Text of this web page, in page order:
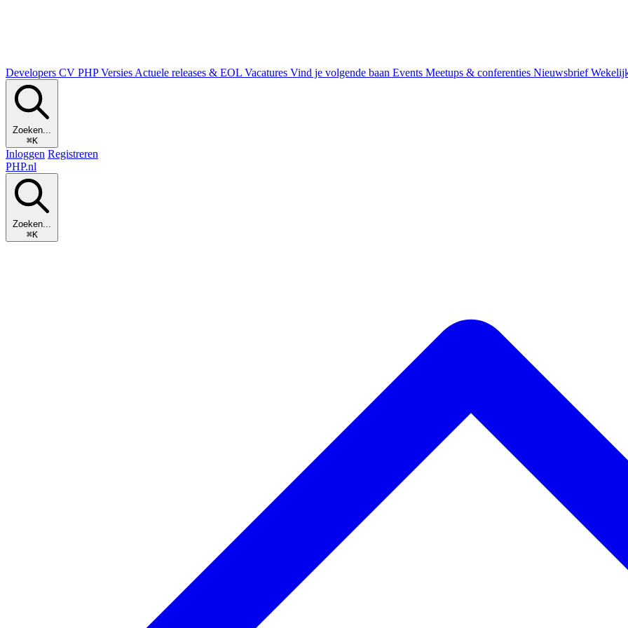
Developers CV PHP Versies Actuele releases & EOL Vacatures Vind je volgende baan Events Meetups & conferenties Nieuwsbrief
Zoeken...
⌘K
Inloggen Registreren
PHP.nl
Zoeken...
⌘K